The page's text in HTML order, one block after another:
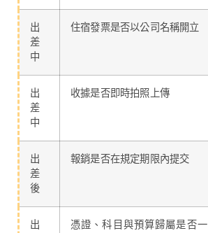
出
差
中
住宿發票是否以公司名稱開立
出
差
中
收據是否即時拍照上傳
出
差
後
報銷是否在規定期限內提交
出
憑證、科目與預算歸屬是否一